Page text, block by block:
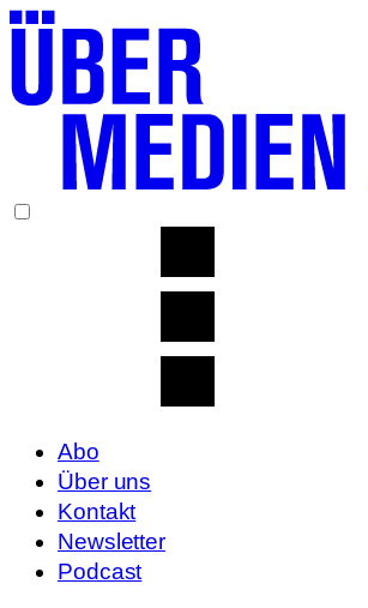
Abo
Über uns
Kontakt
Newsletter
Podcast